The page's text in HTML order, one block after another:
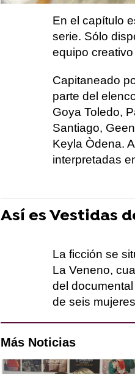
En el capítulo
serie. Sólo
equipo
Capitaneado
parte del
Goya Toledo,
Santiago,
Keyla Òdena.
interpretadas
Así es Vestidas
La ficción se
La Veneno,
del
de seis
Más Noticias